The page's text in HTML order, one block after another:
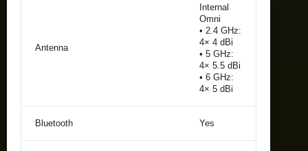
Antenna
Internal
Omni
• 2.4 GHz:
4× 4 dBi
• 5 GHz:
4× 5.5 dBi
• 6 GHz:
4× 5 dBi
Bluetooth Yes